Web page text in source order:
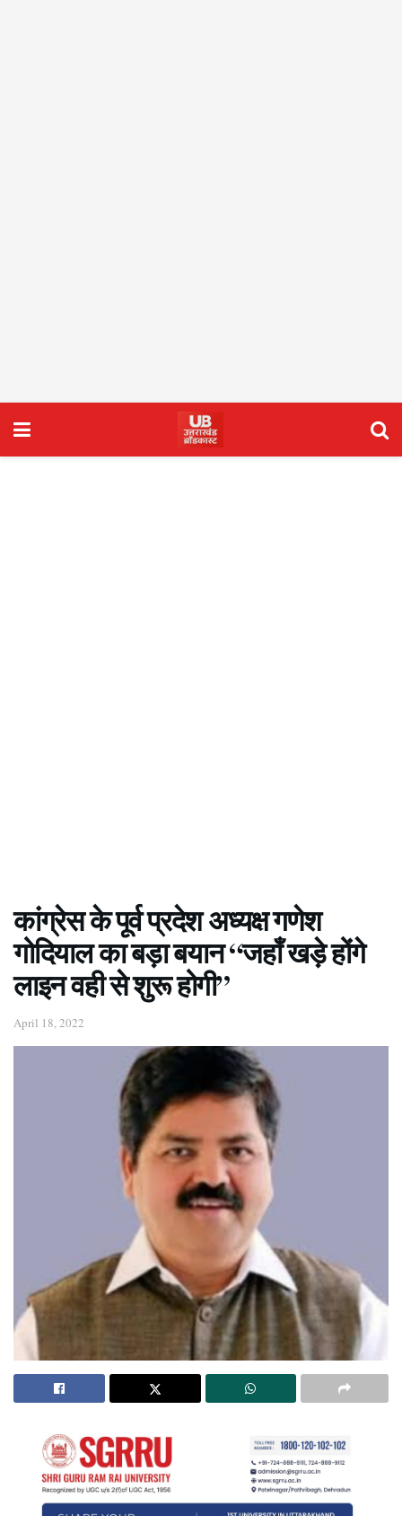
कांग्रेस के पूर्व प्रदेश अध्यक्ष गणेश
गोदियाल का बड़ा बयान “जहाँ खड़े होंगे
लाइन वही से शुरू होगी”
April 18, 2022